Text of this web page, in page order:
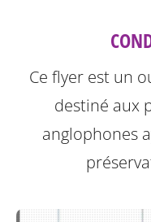
Ce flyer est un
destiné aux
anglophones